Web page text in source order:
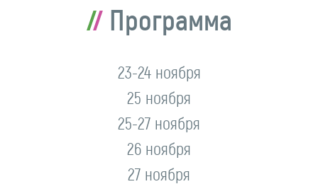
Программа
23-24 ноября
25 ноября
25-27 ноября
26 ноября
27 ноября